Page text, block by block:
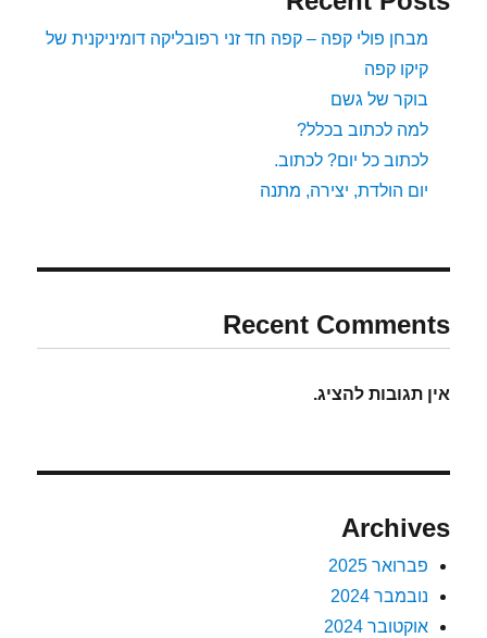
מבחן פולי קפה – קפה חד זני רפובליקה דומיניקנית של
קיקו קפה
בוקר של גשם
למה לכתוב בכלל?
לכתוב כל יום? לכתוב.
יום הולדת, יצירה, מתנה
Recent Comments
אין תגובות להציג.
Archives
פברואר 2025
נובמבר 2024
אוקטובר 2024